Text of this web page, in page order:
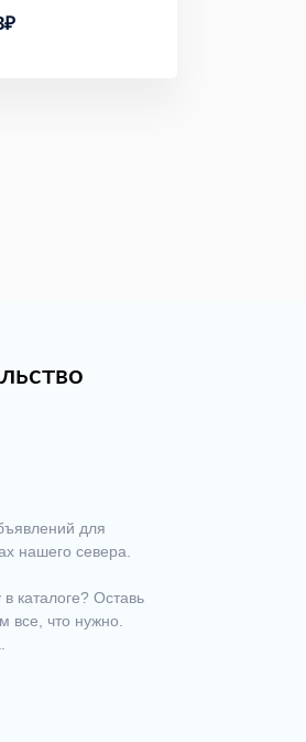
для
нашего севера.
каталоге? Оставь
все, что нужно.